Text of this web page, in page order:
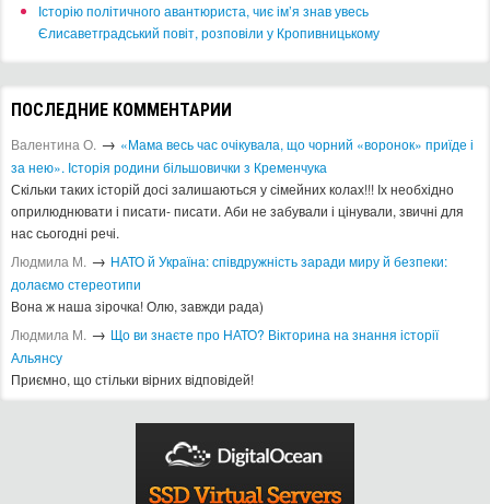
Історію політичного авантюриста, чиє ім’я знав увесь
Єлисаветградський повіт, розповіли у Кропивницькому
ПОСЛЕДНИЕ КОММЕНТАРИИ
Валентина О. → «Мама весь час очікувала, що чорний «воронок» приїде і
за нею». Історія родини більшовички з Кременчука
Скільки таких історій досі залишаються у сімейних колах!!! Іх необхідно
оприлюднювати і писати- писати. Аби не забували і цінували, звичні для
нас сьогодні речі.
Людмила М. → ​НАТО й Україна: співдружність заради миру й безпеки:
долаємо стереотипи
Вона ж наша зірочка! Олю, завжди рада)
Людмила М. → Що ви знаєте про НАТО? Вікторина на знання історії
Альянсу ​
Приємно, що стільки вірних відповідей!